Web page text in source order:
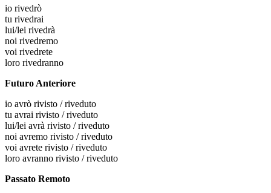
io rivedrò
tu rivedrai
lui/lei rivedrà
noi rivedremo
voi rivedrete
loro rivedranno
Futuro Anteriore
io avrò rivisto / riveduto
tu avrai rivisto / riveduto
lui/lei avrà rivisto / riveduto
noi avremo rivisto / riveduto
voi avrete rivisto / riveduto
loro avranno rivisto / riveduto
Passato Remoto